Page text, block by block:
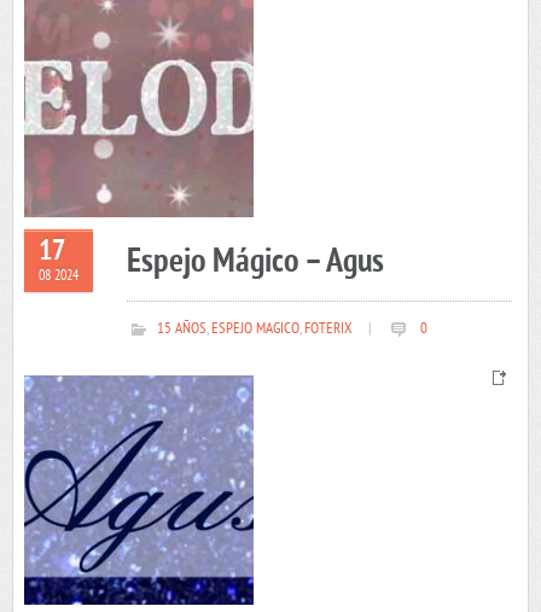
17
08 2024 Espejo Mágico – Agus
15 AÑOS,ESPEJO MAGICO,FOTERIX 0